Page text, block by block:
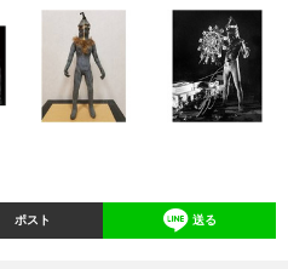
ポスト 送る